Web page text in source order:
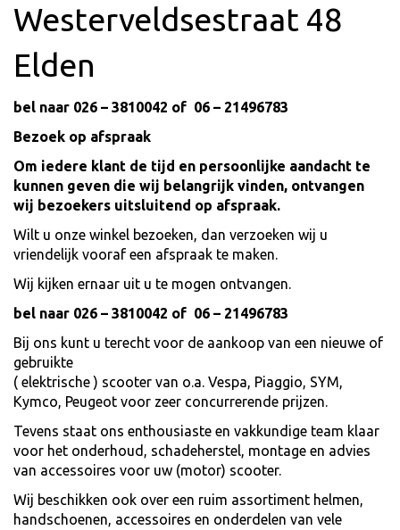
Westerveldsestraat 48
Elden
bel naar 026 – 3810042 of 06 – 21496783
Bezoek op afspraak
Om iedere klant de tijd en persoonlijke aandacht te
kunnen geven die wij belangrijk vinden, ontvangen
wij bezoekers uitsluitend op afspraak.
Wilt u onze winkel bezoeken, dan verzoeken wij u
vriendelijk vooraf een afspraak te maken.
Wij kijken ernaar uit u te mogen ontvangen.
bel naar 026 – 3810042 of 06 – 21496783
Bij ons kunt u terecht voor de aankoop van een nieuwe of
gebruikte
( elektrische ) scooter van o.a. Vespa, Piaggio, SYM,
Kymco, Peugeot voor zeer concurrerende prijzen.
Tevens staat ons enthousiaste en vakkundige team klaar
voor het onderhoud, schadeherstel, montage en advies
van accessoires voor uw (motor) scooter.
Wij beschikken ook over een ruim assortiment helmen,
handschoenen, accessoires en onderdelen van vele